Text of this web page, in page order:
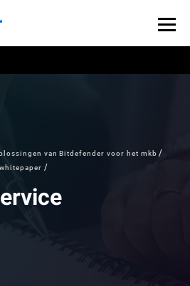
van Bitdefender voor het mkb